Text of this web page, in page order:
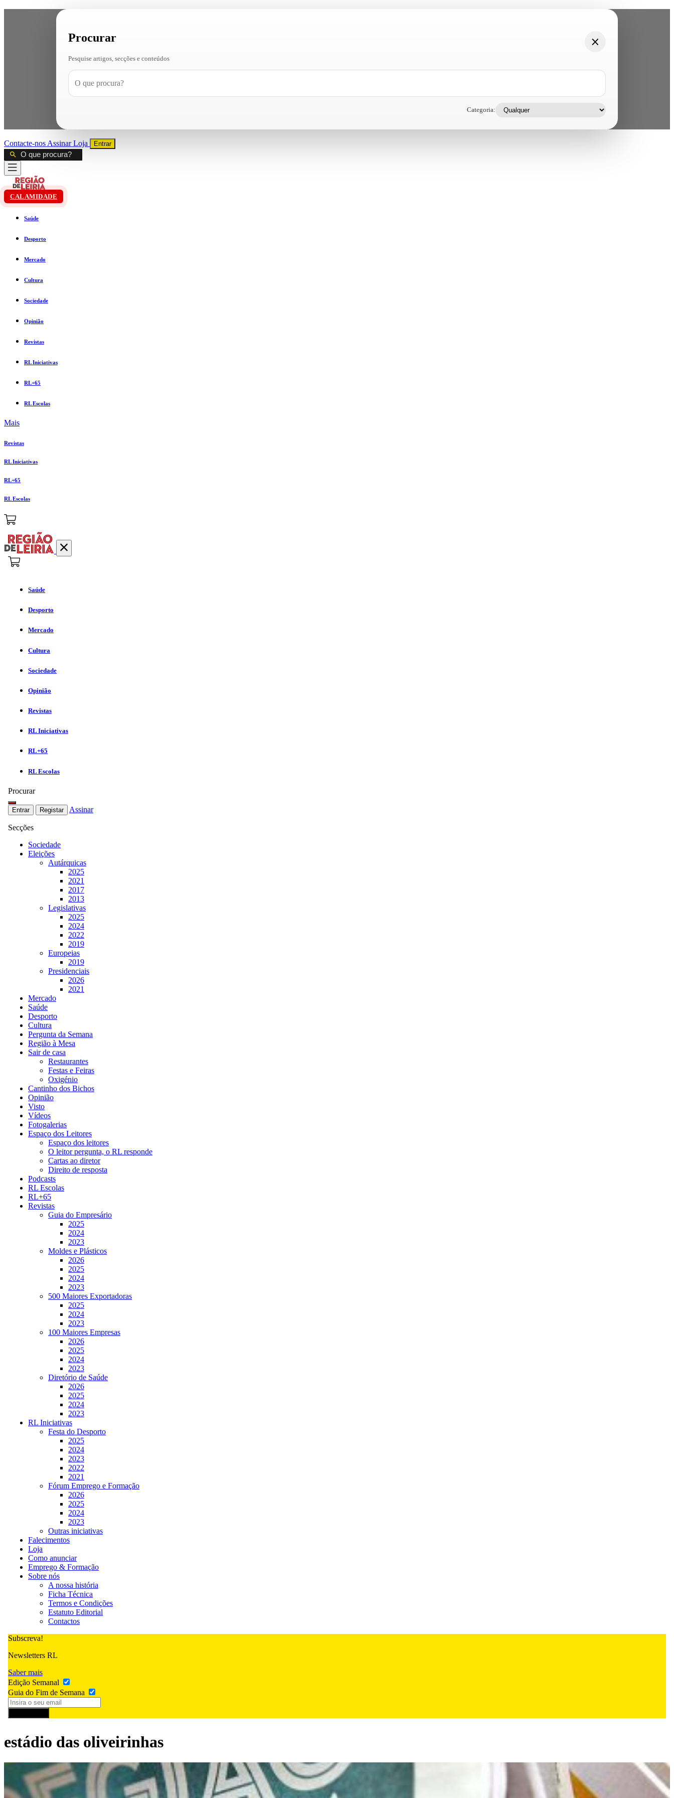
Procurar
Pesquise artigos, secções e conteúdos
Categoria:
Contacte-nos AssinarLoja Entrar
CALAMIDADE
Saúde
Desporto
Mercado
Cultura
Sociedade
Opinião
Revistas
RL Iniciativas
RL+65
RL Escolas
Mais
Revistas
RL Iniciativas
RL+65
RL Escolas
Saúde
Desporto
Mercado
Cultura
Sociedade
Opinião
Revistas
RL Iniciativas
RL+65
RL Escolas
Procurar
Entrar Registar Assinar
Secções
Sociedade
Eleições
Autárquicas
2025
2021
2017
2013
Legislativas
2025
2024
2022
2019
Europeias
2019
Presidenciais
2026
2021
Mercado
Saúde
Desporto
Cultura
Pergunta da Semana
Região à Mesa
Sair de casa
Restaurantes
Festas e Feiras
Oxigénio
Cantinho dos Bichos
Opinião
Visto
Vídeos
Fotogalerias
Espaço dos Leitores
Espaço dos leitores
O leitor pergunta, o RL responde
Cartas ao diretor
Direito de resposta
Podcasts
RL Escolas
RL+65
Revistas
Guia do Empresário
2025
2024
2023
Moldes e Plásticos
2026
2025
2024
2023
500 Maiores Exportadoras
2025
2024
2023
100 Maiores Empresas
2026
2025
2024
2023
Diretório de Saúde
2026
2025
2024
2023
RL Iniciativas
Festa do Desporto
2025
2024
2023
2022
2021
Fórum Emprego e Formação
2026
2025
2024
2023
Outras iniciativas
Falecimentos
Loja
Como anunciar
Emprego & Formação
Sobre nós
A nossa história
Ficha Técnica
Termos e Condições
Estatuto Editorial
Contactos
Subscreva!
Newsletters RL
Saber mais
Edição Semanal
Guia do Fim de Semana
estádio das oliveirinhas